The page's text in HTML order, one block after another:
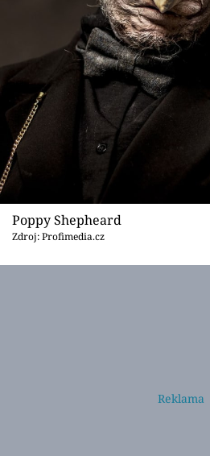
Poppy Shepheard
Zdroj: Profimedia.cz